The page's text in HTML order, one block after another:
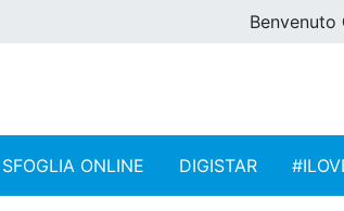
Benvenuto
SFOGLIA ONLINE DIGISTAR